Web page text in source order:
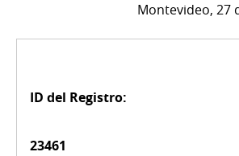
Montevideo, 27
ID del Registro:
23461